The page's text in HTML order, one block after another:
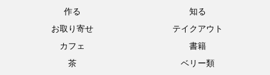
作る
知る
お取り寄せ
テイクアウト
カフェ
書籍
茶
ベリー類